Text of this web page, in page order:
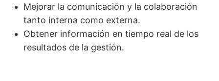
Mejorar la comunicación y la colaboración
tanto interna como externa.
Obtener información en tiempo real de los
resultados de la gestión.